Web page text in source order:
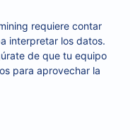
requiere contar
interpretar los datos.
de que tu equipo
para aprovechar la